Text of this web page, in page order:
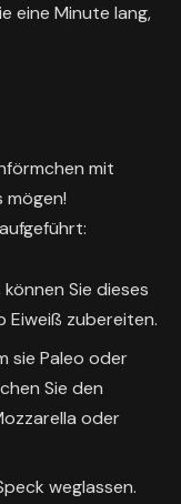
eine Minute lang,
mit
mögen!
Sie dieses
Eiweiß zubereiten.
sie Paleo oder
Sie den
oder
weglassen.